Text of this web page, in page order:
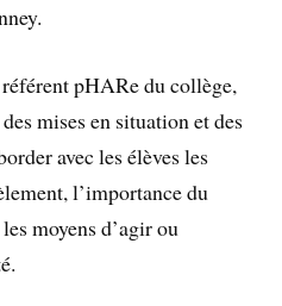
pHARe du collège,
mises en situation et des
avec les élèves les
l’importance du
moyens d’agir ou